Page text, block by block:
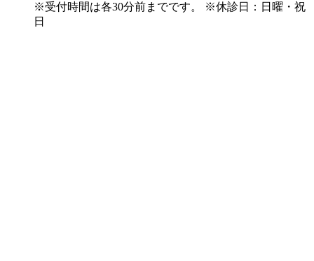
※受付時間は各30分前までです。 ※休診日：日曜・祝
日